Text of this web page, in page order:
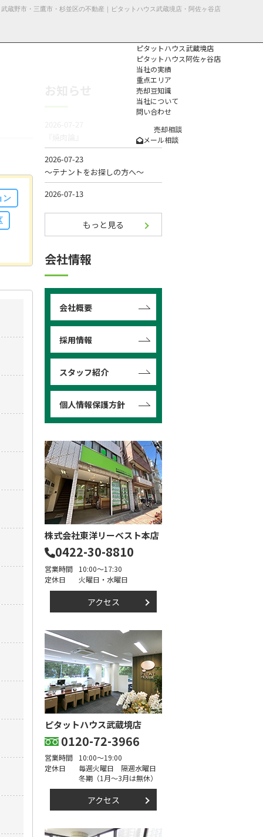
蔵野市・三鷹市・杉並区の不動産｜ピタットハウス武蔵境店・阿佐ヶ谷店
ピタットハウス武蔵境店
ピタットハウス阿佐ヶ谷店
当社の実績
重点エリア
売却豆知識
当社について
問い合わせ
売却相談
メール相談
ン
もっと見る
会社情報
会社概要
採用情報
スタッフ紹介
個人情報保護方針
株式会社東洋リーベスト本店
0422-30-8810
営業時間
10:00～17:30
定休日
火曜日・水曜日
アクセス
ピタットハウス武蔵境店
0120-72-3966
営業時間
10:00～19:00
定休日
毎週火曜日 隔週水曜日
冬期（1月～3月は無休）
アクセス